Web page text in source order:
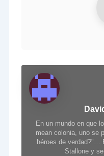
En un mundo en que
mean colonia, uno se
héroes de verdad?"…
Stallone y